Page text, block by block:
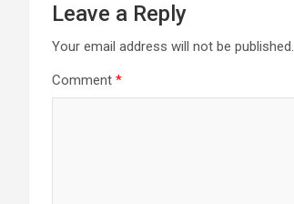
Leave a Reply
Your email address will not be published.
Comment *